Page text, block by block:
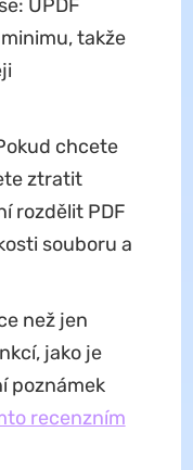
UPDF
takže
chcete
ztratit
rozdělit PDF
souboru a
než jen
jako je
poznámek
recenzním